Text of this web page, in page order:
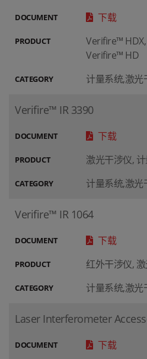
DOCUMENT 下载
PRODUCT
Verifire™
Verifire™ HD
CATEGORY 计量系统,激光
Verifire™ IR 3390
DOCUMENT 下载
PRODUCT 激光干涉仪,
CATEGORY 计量系统,激光
Verifire™ IR 1064
DOCUMENT 下载
PRODUCT 红外干涉仪,
CATEGORY 计量系统,激光
Laser Interferometer
DOCUMENT 下载